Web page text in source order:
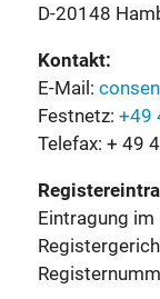
D-20148
Kontakt:
E-Mail:
Festnetz: +49
Telefax: + 49
Eintragung